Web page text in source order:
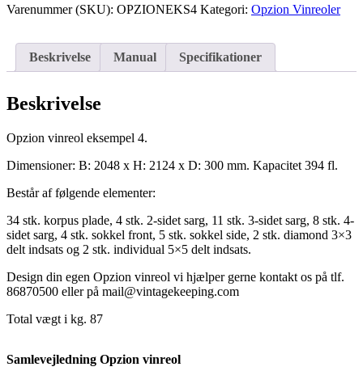
4
flasker.
antal
Varenummer (SKU): OPZIONEKS4 Kategori: Opzion Vinreoler
Beskrivelse Manual Specifikationer
Beskrivelse
Opzion vinreol eksempel 4.
Dimensioner: B: 2048 x H: 2124 x D: 300 mm. Kapacitet 394 fl.
Består af følgende elementer:
34 stk. korpus plade, 4 stk. 2-sidet sarg, 11 stk. 3-sidet sarg, 8 stk. 4-
sidet sarg, 4 stk. sokkel front, 5 stk. sokkel side, 2 stk. diamond 3×3
delt indsats og 2 stk. individual 5×5 delt indsats.
Design din egen Opzion vinreol vi hjælper gerne kontakt os på tlf.
86870500 eller på mail@vintagekeeping.com
Total vægt i kg. 87
Samlevejledning Opzion vinreol